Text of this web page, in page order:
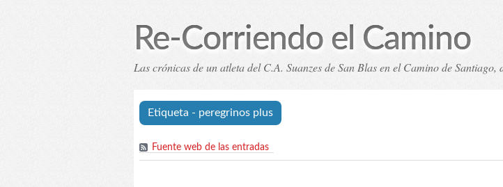
Re-Corriendo el Camino
Las crónicas de un atleta del C.A. Suanzes de San Blas en el Camino de
Etiqueta - peregrinos plus
Fuente web de las entradas